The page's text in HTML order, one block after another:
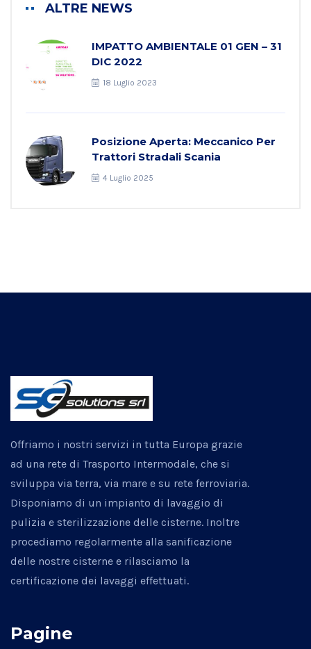
ALTRE NEWS
IMPATTO AMBIENTALE 01 GEN – 31
DIC 2022
18 Luglio 2023
Posizione Aperta: Meccanico Per
Trattori Stradali Scania
4 Luglio 2025
Offriamo i nostri servizi in tutta Europa grazie
ad una rete di Trasporto Intermodale, che si
sviluppa via terra, via mare e su rete ferroviaria.
Disponiamo di un impianto di lavaggio di
pulizia e sterilizzazione delle cisterne. Inoltre
procediamo regolarmente alla sanificazione
delle nostre cisterne e rilasciamo la
certificazione dei lavaggi effettuati.
Pagine